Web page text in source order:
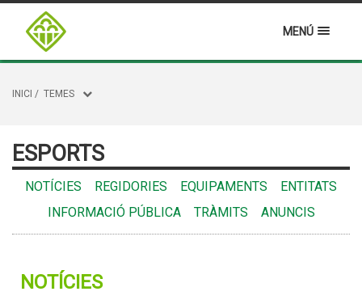
MENÚ
INICI / TEMES
ESPORTS
NOTÍCIES REGIDORIES EQUIPAMENTS
ENTITATS
INFORMACIÓ PÚBLICA
TRÀMITS ANUNCIS
NOTÍCIES